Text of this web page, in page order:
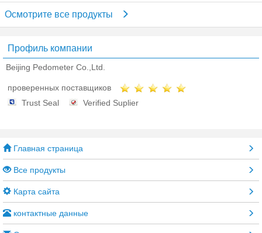
Осмотрите все продукты
Профиль компании
Beijing Pedometer Co.,Ltd.
проверенных поставщиков
Trust Seal
Verified Suplier
Главная страница
Все продукты
Карта сайта
контактные данные